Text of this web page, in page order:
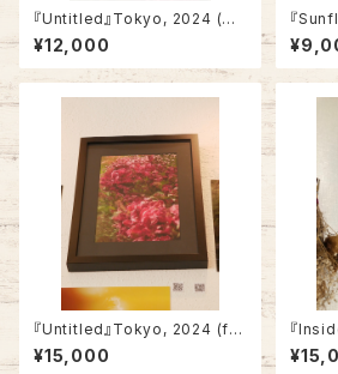
『Untitled』Tokyo, 2024 (No
t framed)
¥12,000
『
(Not
『Untitled』Tokyo, 2024 (fra
med)
¥15,000
『
ed)